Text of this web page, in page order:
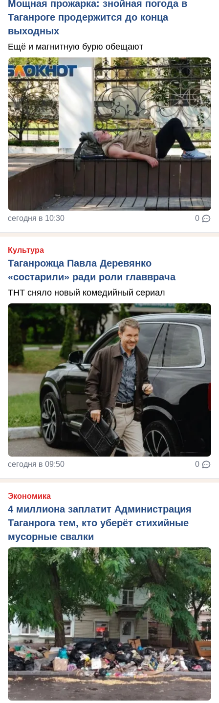
Мощная прожарка: знойная погода в
Таганроге продержится до конца
выходных
Ещё и магнитную бурю обещают
сегодня в 10:30 0
Культура
Таганрожца Павла Деревянко
«состарили» ради роли главврача
ТНТ сняло новый комедийный сериал
сегодня в 09:50 0
Экономика
4 миллиона заплатит Администрация
Таганрога тем, кто уберёт стихийные
мусорные свалки